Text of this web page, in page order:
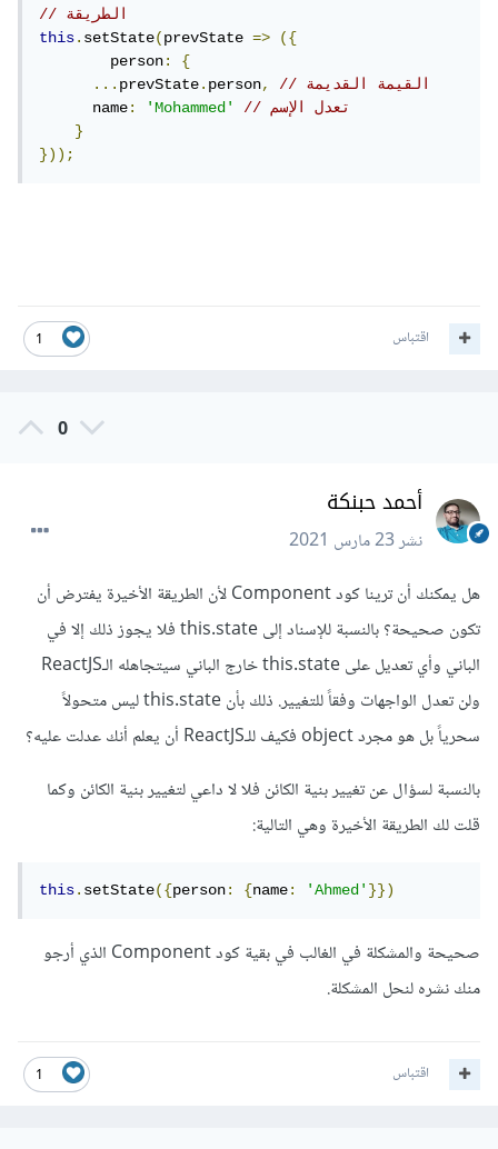
this.setState(prevState =>
({
	person
:
{
...prevState.person,
      name
: 'Mohammed'
// تعدل الإسم
}
}));
1 اقتباس
0
أحمد حبنكة
نشر23 مارس 2021
هل يمكنك أن ترينا كود Component ﻷن الطريقة اﻷخيرة يفترض أن
تكون صحيحة؟ بالنسبة للإسناد إلى this.state فلا يجوز ذلك إلا في
الباني وأي تعديل على this.state خارج الباني سيتجاهله الـReactJS
ولن تعدل الواجهات وفقاً للتغيير. ذلك بأن this.state ليس متحولاً
سحرياً بل هو مجرد object فكيف للـReactJS أن يعلم أنك عدلت عليه؟
بالنسبة لسؤال عن تغيير بنية الكائن فلا لا داعي لتغيير بنية الكائن وكما
قلت لك الطريقة اﻷخيرة وهي التالية:
this.setState({person: {name: 'Ahmed'}})
صحيحة والمشكلة في الغالب في بقية كود Component الذي أرجو
منك نشره لنحل المشكلة.
1 اقتباس